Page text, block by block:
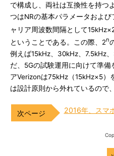
で構成し、両社は互換性を持つ
つはNRの基本パラメータおよ
ャリア周波数間隔として
ということである。この際、2n
例えば15kHz、30kHz、7.5kHz
だ、5Gの試験運用に向けて準
アVerizonは75kHz（15kHz×5）
は設計原則から外れているので
2016年、スマ